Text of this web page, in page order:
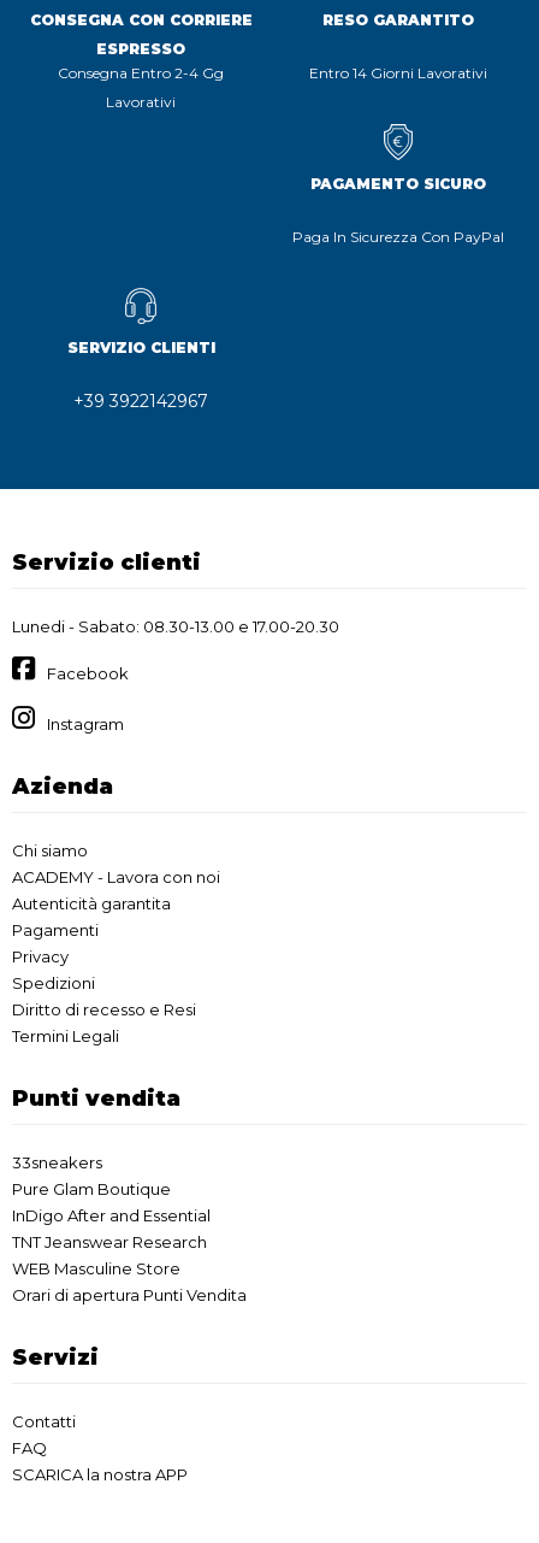
CONSEGNA CON CORRIERE
ESPRESSO
Consegna Entro 2-4 Gg
Lavorativi
RESO GARANTITO
Entro 14 Giorni Lavorativi
PAGAMENTO SICURO
Paga In Sicurezza Con PayPal
SERVIZIO CLIENTI
+39 3922142967
Servizio clienti
Lunedi - Sabato: 08.30-13.00 e 17.00-20.30
Facebook
Instagram
Azienda
Chi siamo
ACADEMY - Lavora con noi
Autenticità garantita
Pagamenti
Privacy
Spedizioni
Diritto di recesso e Resi
Termini Legali
Punti vendita
33sneakers
Pure Glam Boutique
InDigo After and Essential
TNT Jeanswear Research
WEB Masculine Store
Orari di apertura Punti Vendita
Servizi
Contatti
FAQ
SCARICA la nostra APP